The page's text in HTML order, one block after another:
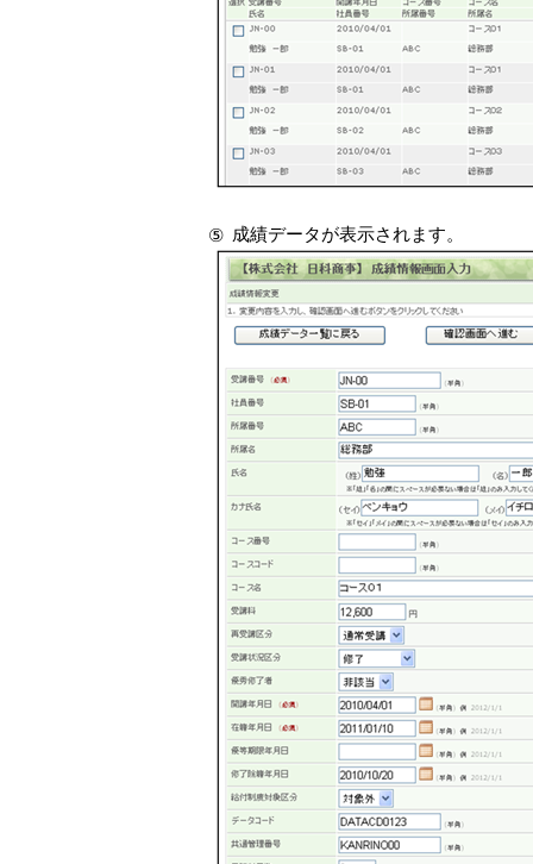
⑤ 成績データが表示されます。